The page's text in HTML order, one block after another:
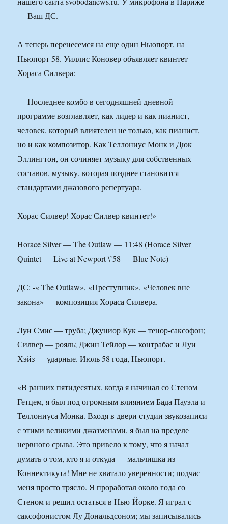
— Ваш ДС.
А теперь перенесемся на еще один Ньюпорт, на
Ньюпорт 58. Уиллис Коновер объявляет квинтет
Хораса Силвера:
— Последнее комбо в сегодняшней дневной
программе возглавляет, как лидер и как пианист,
человек, который влиятелен не только, как пианист,
но и как композитор. Как Теллониус Монк и Дюк
Эллингтон, он сочиняет музыку для собственных
составов, музыку, которая позднее становится
стандартами джазового репертуара.
Хорас Силвер! Хорас Силвер квинтет!»
Horace Silver — The Outlaw — 11:48 (Horace Silver
Quintet — Live at Newport \’58 — Blue Note)
ДС: -« The Outlaw», «Преступник», «Человек вне
закона» — композиция Хораса Силвера.
Луи Смис — труба; Джуниор Кук — тенор-саксофон;
Силвер — рояль; Джин Тейлор — контрабас и Луи
Хэйз — ударные. Июль 58 года, Ньюпорт.
«В ранних пятидесятых, когда я начинал со Стеном
Гетцем, я был под огромным влиянием Бада Пауэла и
Теллониуса Монка. Входя в двери студии звукозаписи
с этими великими джазменами, я был на пределе
нервного срыва. Это привело к тому, что я начал
думать о том, кто я и откуда — мальчишка из
Коннектикута! Мне не хватало уверенности; подчас
меня просто трясло. Я проработал около года со
Стеном и решил остаться в Нью-Йорке. Я играл с
саксофонистом Лу Дональдсоном; мы записывались